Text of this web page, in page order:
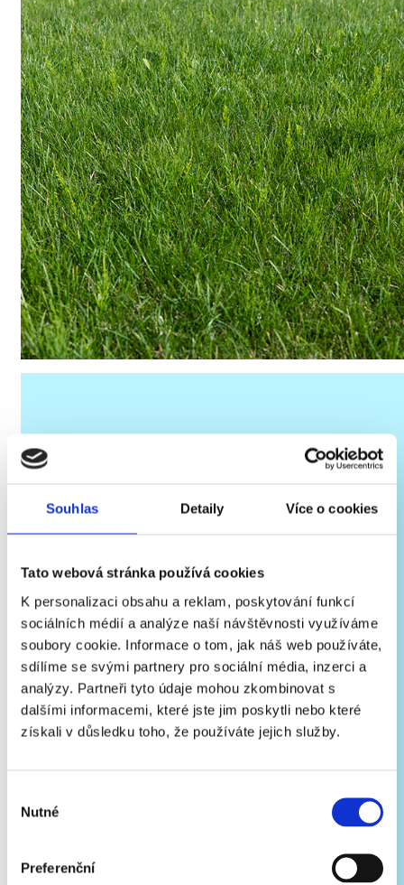
Souhlas Detaily Více o cookies
Tato webová stránka používá cookies
K personalizaci obsahu a reklam, poskytování funkcí
sociálních médií a analýze naší návštěvnosti využíváme
soubory cookie. Informace o tom, jak náš web používáte,
sdílíme se svými partnery pro sociální média, inzerci a
analýzy. Partneři tyto údaje mohou zkombinovat s
dalšími informacemi, které jste jim poskytli nebo které
získali v důsledku toho, že používáte jejich služby.
souhlasu
Nutné
Preferenční
RODÍ SE MLÉKO
Na krávu se nedíváme jen jako na stroj na mléko. Krávy
jsou vnímavá a přirozeně zvědavá stvoření. Proto
spolupracujeme s farmami, které se jim snaží vytvořit co
nejlepší životní podmínky bez stresových situací.
Odměňují se nám čerstvým, na živiny bohatým mlékem.
Právě teď se rodí naše kapka!